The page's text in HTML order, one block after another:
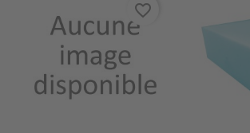
favorite_border